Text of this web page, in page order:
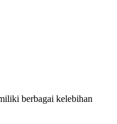
berbagai kelebihan